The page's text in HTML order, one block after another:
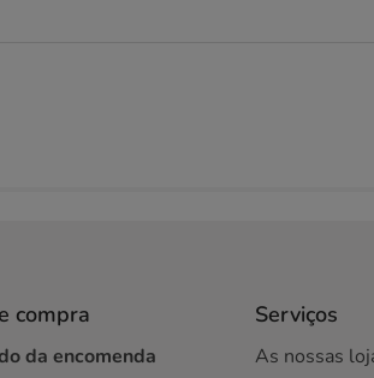
compra
da encomenda
Serviços
As nossas